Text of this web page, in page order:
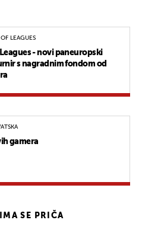
LEAGUES
- novi paneuropski
s nagradnim fondom od
gamera
SE PRIČA